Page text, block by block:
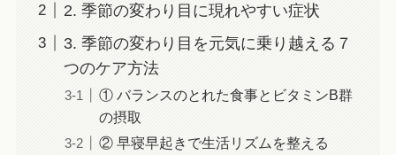
2. 季節の変わり目に現れやすい症状
3. 季節の変わり目を元気に乗り越える７
つのケア方法
① バランスのとれた食事とビタミンB群
の摂取
② 早寝早起きで生活リズムを整える